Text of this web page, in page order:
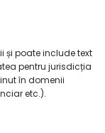
și poate include text
pentru jurisdicția
în domenii
etc.).